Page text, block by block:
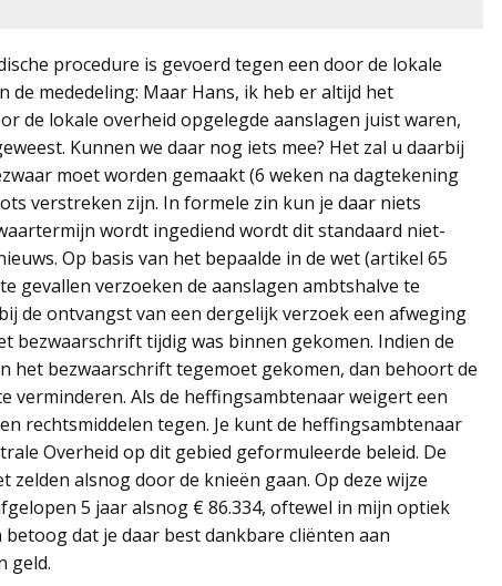
procedure is gevoerd tegen een door de lokale
mededeling: Maar Hans, ik heb er altijd het
de lokale overheid opgelegde aanslagen juist waren,
Kunnen we daar nog iets mee? Het zal u daarbij
moet worden gemaakt (6 weken na dagtekening
verstreken zijn. In formele zin kun je daar niets
wordt ingediend wordt dit standaard niet-
Op basis van het bepaalde in de wet (artikel 65
gevallen verzoeken de aanslagen ambtshalve te
de ontvangst van een dergelijk verzoek een afweging
bezwaarschrift tijdig was binnen gekomen. Indien de
het bezwaarschrift tegemoet gekomen, dan behoort de
verminderen. Als de heffingsambtenaar weigert een
rechtsmiddelen tegen. Je kunt de heffingsambtenaar
Overheid op dit gebied geformuleerde beleid. De
alsnog door de knieën gaan. Op deze wijze
5 jaar alsnog € 86.334, oftewel in mijn optiek
dat je daar best dankbare cliënten aan
geld.